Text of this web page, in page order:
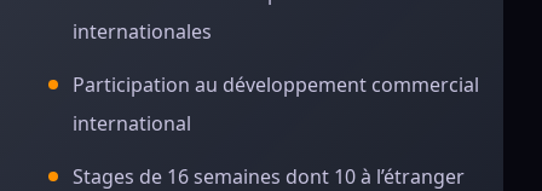
internationales
Participation au développement commercial
international
Stages de 16 semaines dont 10 à l’étranger